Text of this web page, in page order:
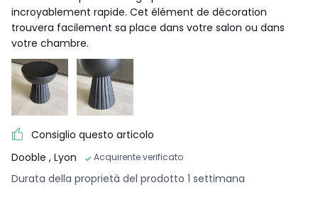
incroyablement rapide. Cet élément de décoration
trouvera facilement sa place dans votre salon ou dans
votre chambre.
Consiglio questo articolo
Dooble , Lyon Acquirente verificato
Durata della proprietà del prodotto 1 settimana